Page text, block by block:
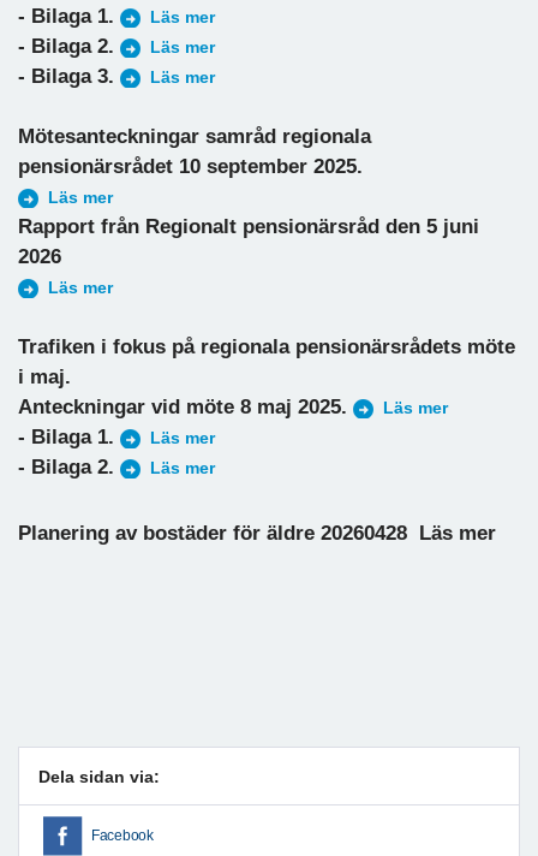
- Bilaga 1. Läs mer
- Bilaga 2. Läs mer
- Bilaga 3. Läs mer
Mötesanteckningar samråd regionala
pensionärsrådet 10 september 2025.
Läs mer
Rapport från Regionalt pensionärsråd den 5 juni
2026
Läs mer
Trafiken i fokus på regionala pensionärsrådets möte
i maj.
Anteckningar vid möte 8 maj 2025.
Läs mer
- Bilaga 1. Läs mer
- Bilaga 2. Läs mer
Planering av bostäder för äldre 20260428 Läs mer
Dela sidan via:
Facebook